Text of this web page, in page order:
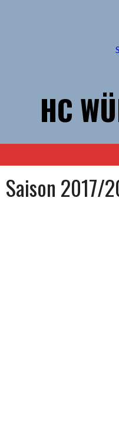
HC
Saison 2017/